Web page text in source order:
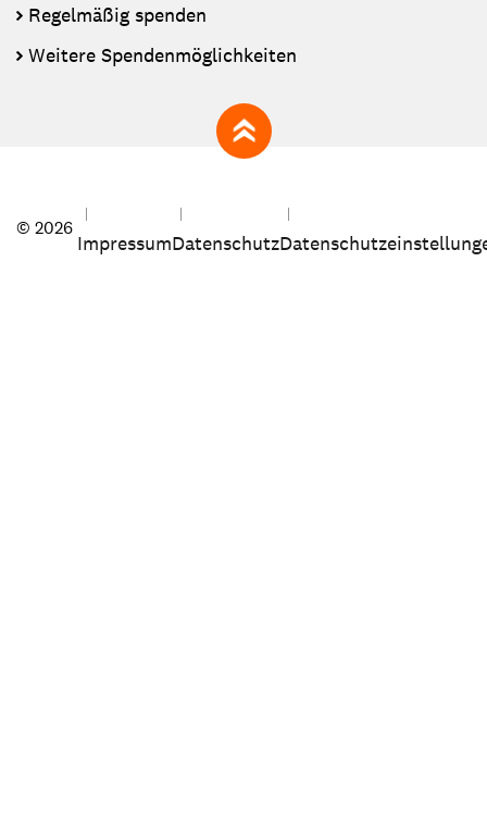
Regelmäßig spenden
Weitere Spendenmöglichkeiten
zum Seitenanfang
© 2026
ImpressumDatenschutz